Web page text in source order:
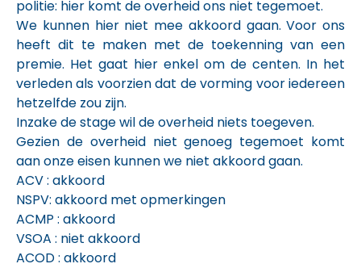
politie: hier komt de overheid ons niet tegemoet.
We kunnen hier niet mee akkoord gaan. Voor ons
heeft dit te maken met de toekenning van een
premie. Het gaat hier enkel om de centen. In het
verleden als voorzien dat de vorming voor iedereen
hetzelfde zou zijn.
Inzake de stage wil de overheid niets toegeven.
Gezien de overheid niet genoeg tegemoet komt
aan onze eisen kunnen we niet akkoord gaan.
ACV : akkoord
NSPV: akkoord met opmerkingen
ACMP : akkoord
VSOA : niet akkoord
ACOD : akkoord